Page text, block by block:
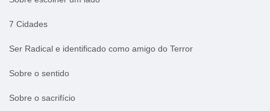
7 Cidades
Ser Radical e identificado como amigo do Terror
Sobre o sentido
Sobre o sacrifício